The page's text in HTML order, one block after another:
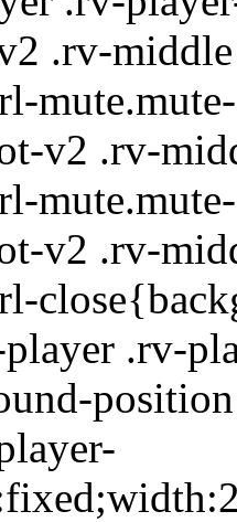
.rv-
v2 .rv-
v2 .rv-
.rv-